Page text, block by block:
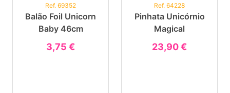
Ref. 69352
Balão Foil Unicorn
Baby 46cm
3,75 €
Ref. 64228
Pinhata Unicórnio
Magical
23,90 €